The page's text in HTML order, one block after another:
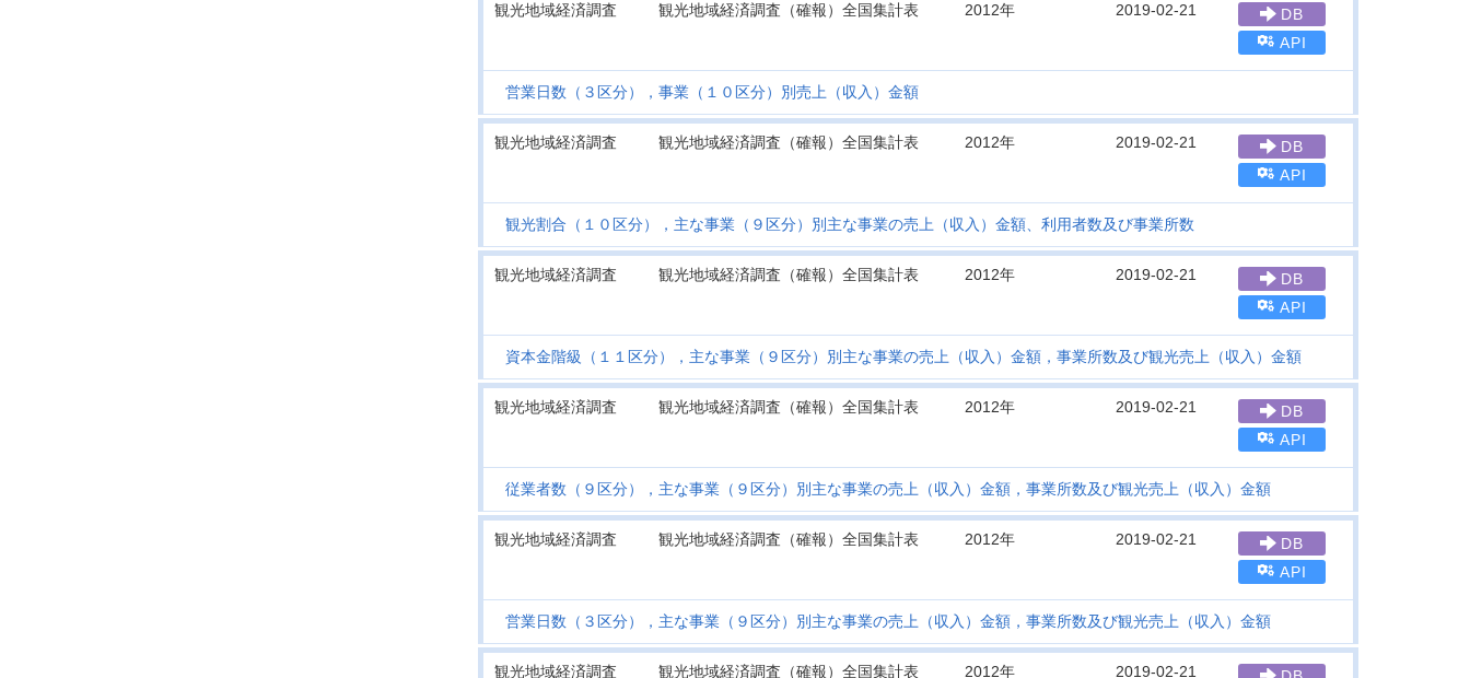
観光地域経済調査 観光地域経済調査（確報）全国集計表 2012年 2019-02-21
DB
API
営業日数（３区分），事業（１０区分）別売上（収入）金額
観光地域経済調査 観光地域経済調査（確報）全国集計表 2012年 2019-02-21
DB
API
観光割合（１０区分），主な事業（９区分）別主な事業の売上（収入）金額、利用者数及び事業所数
観光地域経済調査 観光地域経済調査（確報）全国集計表 2012年 2019-02-21
DB
API
資本金階級（１１区分），主な事業（９区分）別主な事業の売上（収入）金額，事業所数及び観光売上（収入）金額
観光地域経済調査 観光地域経済調査（確報）全国集計表 2012年 2019-02-21
DB
API
従業者数（９区分），主な事業（９区分）別主な事業の売上（収入）金額，事業所数及び観光売上（収入）金額
観光地域経済調査 観光地域経済調査（確報）全国集計表 2012年 2019-02-21
DB
API
営業日数（３区分），主な事業（９区分）別主な事業の売上（収入）金額，事業所数及び観光売上（収入）金額
観光地域経済調査 観光地域経済調査（確報）全国集計表 2012年 2019-02-21